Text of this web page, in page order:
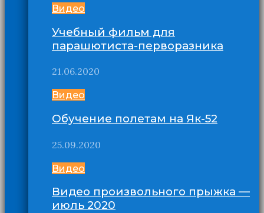
Видео
Учебный фильм для
парашютиста-перворазника
21.06.2020
Видео
Обучение полетам на Як-52
25.09.2020
Видео
Видео произвольного прыжка —
июль 2020